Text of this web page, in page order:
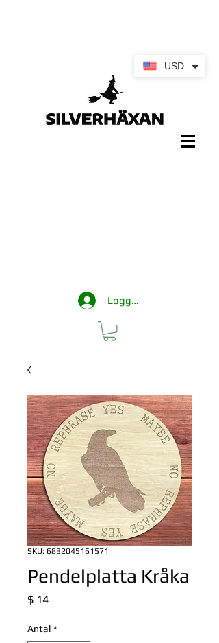
Logga in
SKU: 6832045161571
Pendelplatta Kråka
$ 14Pris
Antal *
USD